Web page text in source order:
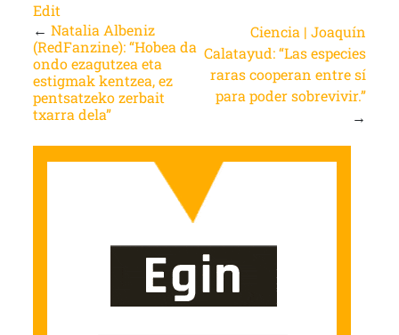
Edit
← Natalia Albeniz
(RedFanzine): “Hobea da
ondo ezagutzea eta
estigmak kentzea, ez
pentsatzeko zerbait
txarra dela”
Ciencia | Joaquín
Calatayud: “Las especies
raras cooperan entre sí
para poder sobrevivir.”
→